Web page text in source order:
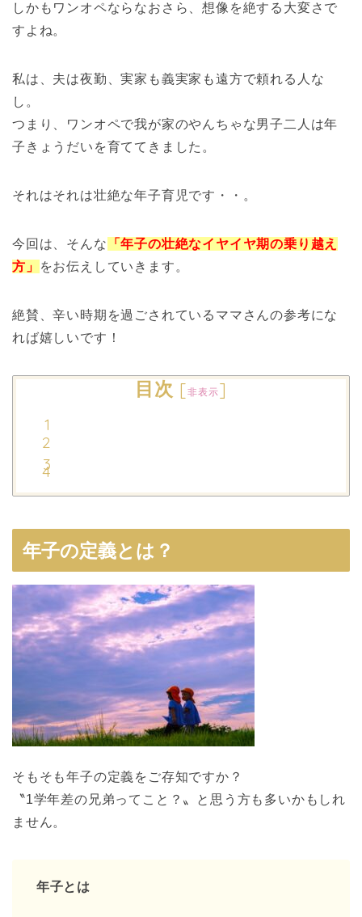
しかもワンオペならなおさら、想像を絶する大変さで
すよね。
私は、夫は夜勤、実家も義実家も遠方で頼れる人な
し。
つまり、ワンオペで我が家のやんちゃな男子二人は年
子きょうだいを育ててきました。
それはそれは壮絶な年子育児です・・。
今回は、そんな 「年子の壮絶なイヤイヤ期の乗り越え
方」
をお伝えしていきます。
絶賛、辛い時期を過ごされているママさんの参考にな
れば嬉しいです！
目次 [非表示]
年子の定義とは？
そもそも年子の定義をご存知ですか？
〝1学年差の兄弟ってこと？〟と思う方も 多いかもしれ
ません。
年子とは